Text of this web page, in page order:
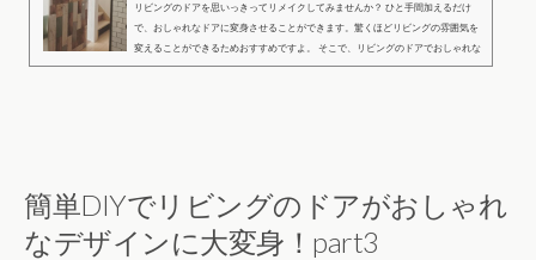
リビングのドアを思いっきってリメイクしてみませんか？ ひと手間加えるだけ
で、おしゃれなドアに変身させることができます。驚くほどリビングの雰囲気を
変えることができるためおすすめですよ。 そこで、リビングのドアでおしゃれな
デザインのアイディアをご紹介します。 リビングのドアは簡単DIYでおしゃれに
簡単DIYでリビングのドアがおしゃれ
なデザインに大変身！part3